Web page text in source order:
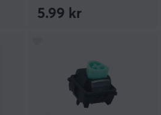
5.99 kr